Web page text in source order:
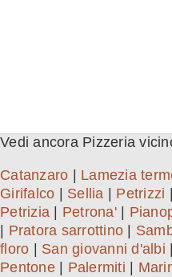
Vedi ancora Pizzeria
Catanzaro Lamezia
Girifalco
Sellia Petrizzi
Petrizia
Petrona'|
Pratora sarrottino
floro
San giovanni d'albi
Pentone| Palermiti